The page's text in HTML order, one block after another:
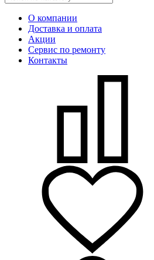
О компании
Доставка и оплата
Акции
Сервис по ремонту
Контакты